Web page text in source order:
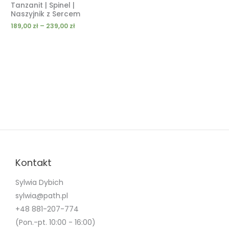
Tanzanit | Spinel |
Naszyjnik z Sercem
189,00 zł – 239,00 zł
Kontakt
Sylwia Dybich
sylwia@path.pl
+48 881-207-774
(Pon.-pt. 10:00 - 16:00)